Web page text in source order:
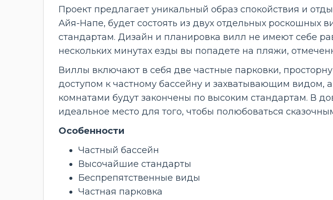
Проект предлагает уникальный образ спокойствия и
Айя-Напе, будет состоять из двух отдельных
стандартам. Дизайн и планировка вилл не имеют себе
нескольких минутах езды вы попадете на пляжи,
Виллы включают в себя две частные парковки,
доступом к частному бассейну и захватывающим видом,
комнатами будут закончены по высоким стандартам. В
идеальное место для того, чтобы полюбоваться
Особенности
Частный бассейн
Высочайшие стандарты
Беспрепятственные виды
Частная парковка